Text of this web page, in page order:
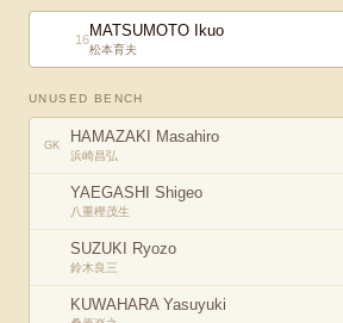
16MATSUMOTO Ikuo
松本育夫
UNUSED BENCH
GK HAMAZAKI Masahiro
浜崎昌弘
YAEGASHI Shigeo
八重樫茂生
SUZUKI Ryozo
鈴木良三
KUWAHARA Yasuyuki